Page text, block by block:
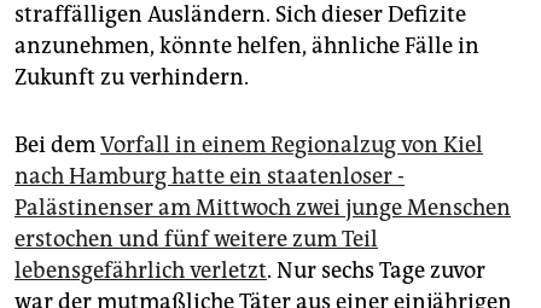
straffälligen Ausländern. Sich dieser Defizite
anzunehmen, könnte helfen, ähnliche Fälle in
Zukunft zu verhindern.
Bei demVorfall in einem Regionalzug von Kiel
nach Hamburg hatte ein staatenloser ­
Palästinenser am Mittwoch zwei junge ­Menschen
erstochen und fünf weitere zum Teil
lebensgefährlich verletzt. Nur sechs Tage zuvor
war der mutmaßliche Täter aus einer einjährigen